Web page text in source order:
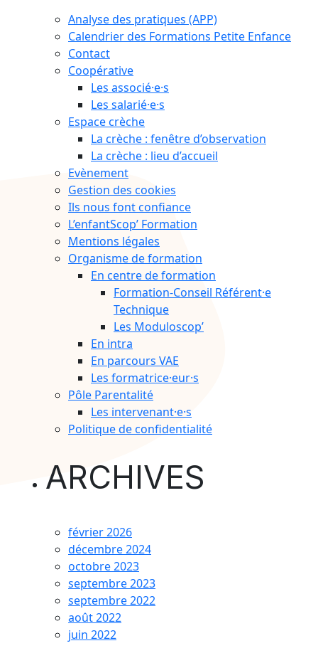
Analyse des pratiques (APP)
Calendrier des Formations Petite Enfance
Contact
Coopérative
Les associé·e·s
Les salarié·e·s
Espace crèche
La crèche : fenêtre d’observation
La crèche : lieu d’accueil
Evènement
Gestion des cookies
Ils nous font confiance
L’enfantScop’ Formation
Mentions légales
Organisme de formation
En centre de formation
Formation-Conseil Référent·e
Technique
Les Moduloscop’
En intra
En parcours VAE
Les formatrice·eur·s
Pôle Parentalité
Les intervenant·e·s
Politique de confidentialité
ARCHIVES
février 2026
décembre 2024
octobre 2023
septembre 2023
septembre 2022
août 2022
juin 2022